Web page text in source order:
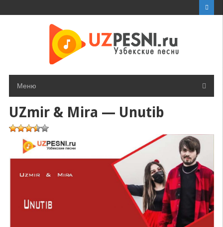
Меню
UZmir & Mira — Unutib